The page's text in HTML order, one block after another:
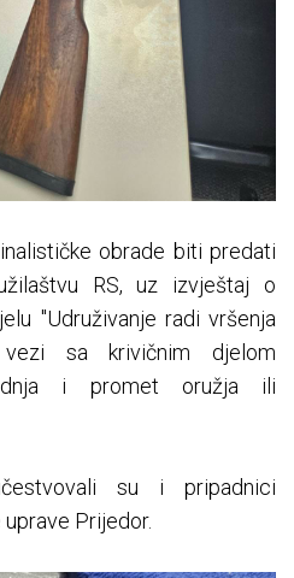
obrade biti predati
RS, uz izvještaj o
"Udruživanje radi vršenja
sa krivičnim djelom
i promet oružja ili
su i pripadnici
Prijedor.